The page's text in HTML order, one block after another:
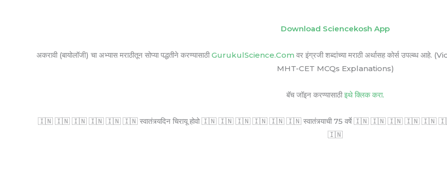
Download Sciencekosh App
अकरावी (बायोलॉजी) चा अभ्यास मराठीतून सोप्या पद्धतीने करण्यासाठीGurukulScience.Com वर इंग्रजी शब्दांच्या मराठी अर्थासह कोर्स
MHT-CET MCQs Explanations)
बॅच जॉइन करण्यासाठीइथे क्लिक करा.
🇮🇳 🇮🇳 🇮🇳 🇮🇳 🇮🇳 🇮🇳 स्वातंत्र्यदिन चिरायू होवो 🇮🇳 🇮🇳 🇮🇳 🇮🇳 🇮🇳 🇮🇳 स्वातंत्र्याची 75 वर्षे 🇮🇳 🇮🇳 🇮🇳 🇮🇳 🇮🇳 🇮🇳
🇮🇳